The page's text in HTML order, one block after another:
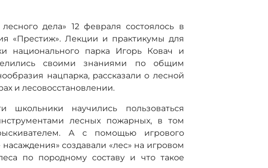
дела» 12 февраля состоялось в
«Престиж». Лекции и практикумы для
национального парка Игорь Ковач и
своими знаниями по общим
нацпарка, рассказали о лесной
и лесовосстановлении.
школьники научились пользоваться
лесных пожарных, в том
А с помощью игрового
создавали «лес» на игровом
по породному составу и что такое